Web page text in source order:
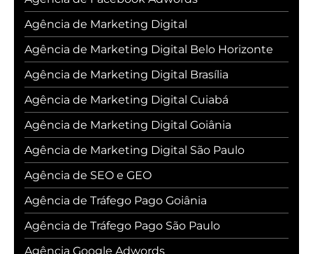
Agência de Marketing Digital
Agência de Marketing Digital Belo Horizonte
Agência de Marketing Digital Brasília
Agência de Marketing Digital Cuiabá
Agência de Marketing Digital Goiânia
Agência de Marketing Digital São Paulo
Agência de SEO e GEO
Agência de Tráfego Pago Goiânia
Agência de Tráfego Pago São Paulo
Agência Google Adwords